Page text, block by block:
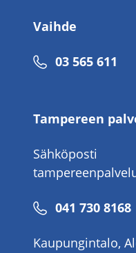
Vaihde
03 565 611
Tampereen
Sähköposti
041 730 8168
Kaupungintalo,